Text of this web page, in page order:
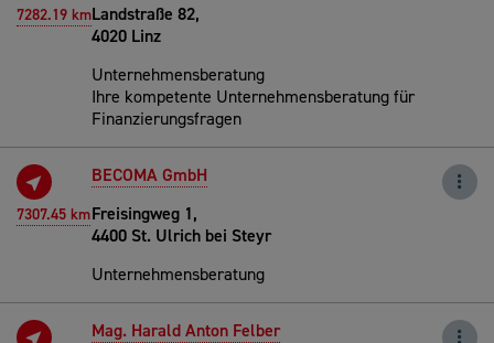
7282.19 kmLandstraße 82,
4020 Linz
Unternehmensberatung
Ihre kompetente Unternehmensberatung für
Finanzierungsfragen
7307.45 km
BECOMA GmbH
Freisingweg 1,
4400 St. Ulrich bei Steyr
Unternehmensberatung
Mag. Harald Anton Felber